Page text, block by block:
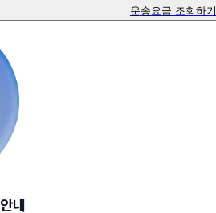
운송요금 조회하기
안내